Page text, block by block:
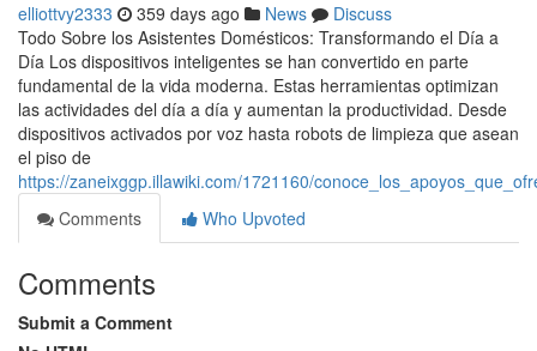
elliottvy2333 359 days ago News
Discuss
Todo Sobre los Asistentes Domésticos: Transformando el Día a
Día Los dispositivos inteligentes se han convertido en parte
fundamental de la vida moderna. Estas herramientas optimizan
las actividades del día a día y aumentan la productividad. Desde
dispositivos activados por voz hasta robots de limpieza que asean
el piso de
https://zaneixggp.illawiki.com/1721160/
Comments
Who Upvoted
Comments
Submit a Comment